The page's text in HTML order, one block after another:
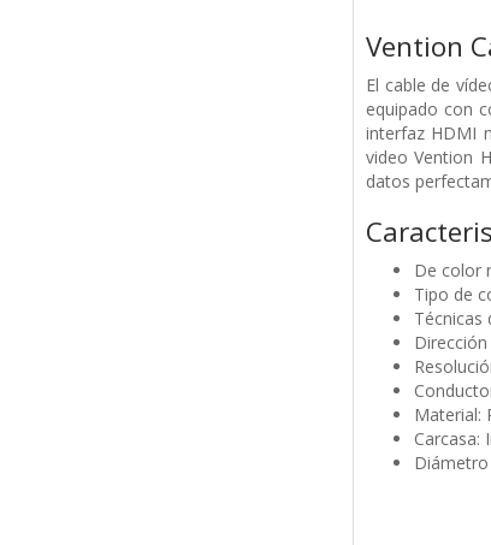
Vention
El cable de
equipado con
interfaz HDMI
video Vention
datos
De color
Tipo de
Técnicas
Material:
Carcasa: